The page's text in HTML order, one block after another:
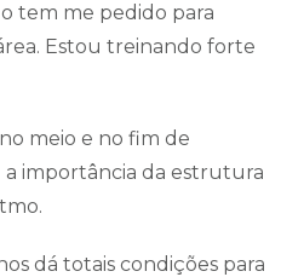
tem me pedido para
Estou treinando forte
meio e no fim de
a importância da estrutura
dá totais condições para